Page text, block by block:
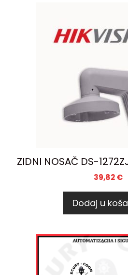
ZIDNI NOSAČ DS-
39,82€
Dodaj u